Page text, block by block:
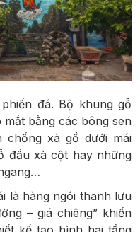
đá. Bộ khung gỗ
bằng các bông sen
xà gồ dưới mái
đầu xà cột hay những
là hàng ngói thanh lưu
– giá chiêng” khiến